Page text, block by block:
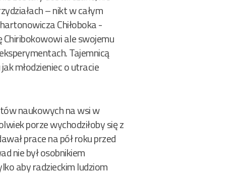
– nikt w całym
Chiłoboka -
Chiribokowowi ale swojemu
Tajemnicą
młodzieniec o utracie
naukowych na wsi w
porze wychodziłoby się z
prace na pół roku przed
nie był osobnikiem
aby radzieckim ludziom